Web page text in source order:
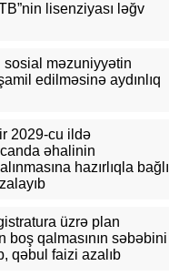
aktiv
sayı 65 mini ötüb, ən
Ermənistanın Aİİ-yə
olaraq Aİ üzvlüyü variantı
deyil
qədər 7 mindən çox
qəbul üzrə ixtisas
iştirak edib
lisenziyası ləğv
məzuniyyətin
edilməsinə aydınlıq
2029-cu ildə
əhalinin
hazırlıqla bağlı
üzrə plan
boş qalmasının səbəbini
qəbul faizi azalıb